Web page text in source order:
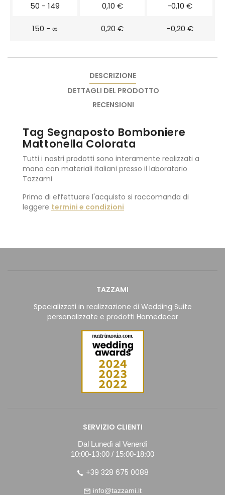
50 - 149 0,10 € -0,10 €
150 - ∞ 0,20 € -0,20 €
DESCRIZIONE
DETTAGLI DEL PRODOTTO
RECENSIONI
Tag Segnaposto Bomboniere
Mattonella Colorata
Tutti i nostri prodotti sono interamente realizzati a
mano con materiali italiani presso il laboratorio
Tazzami
Prima di effettuare l'acquisto si raccomanda di
leggere termini e condizioni
TAZZAMI
Specializzati in realizzazione di Wedding Suite
personalizzate e prodotti Homedecor
SERVIZIO CLIENTI
Dal Lunedì al Venerdì
10:00-13:00 / 15:00-18:00
+39 328 675 0088
info@tazzami.it